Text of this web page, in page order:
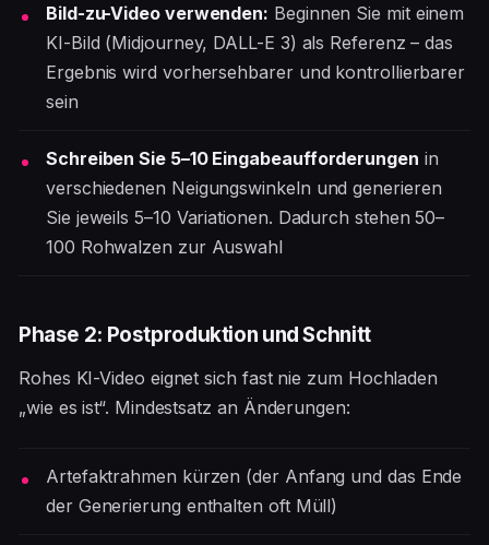
Bild-zu-Video verwenden: Beginnen Sie mit einem
KI-Bild (Midjourney, DALL-E 3) als Referenz – das
Ergebnis wird vorhersehbarer und kontrollierbarer
sein
Schreiben Sie 5–10 Eingabeaufforderungen in
verschiedenen Neigungswinkeln und generieren
Sie jeweils 5–10 Variationen. Dadurch stehen 50–
100 Rohwalzen zur Auswahl
Phase 2: Postproduktion und Schnitt
Rohes KI-Video eignet sich fast nie zum Hochladen
„wie es ist“. Mindestsatz an Änderungen:
Artefaktrahmen kürzen (der Anfang und das Ende
der Generierung enthalten oft Müll)